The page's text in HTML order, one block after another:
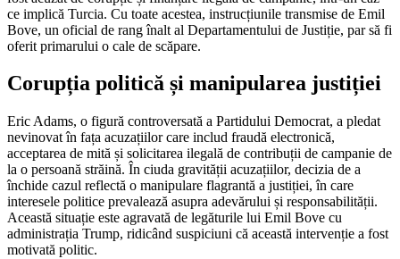
ce implică Turcia. Cu toate acestea, instrucțiunile transmise de Emil
Bove, un oficial de rang înalt al Departamentului de Justiție, par să fi
oferit primarului o cale de scăpare.
Corupția politică și manipularea justiției
Eric Adams, o figură controversată a Partidului Democrat, a pledat
nevinovat în fața acuzațiilor care includ fraudă electronică,
acceptarea de mită și solicitarea ilegală de contribuții de campanie de
la o persoană străină. În ciuda gravității acuzațiilor, decizia de a
închide cazul reflectă o manipulare flagrantă a justiției, în care
interesele politice prevalează asupra adevărului și responsabilității.
Această situație este agravată de legăturile lui Emil Bove cu
administrația Trump, ridicând suspiciuni că această intervenție a fost
motivată politic.